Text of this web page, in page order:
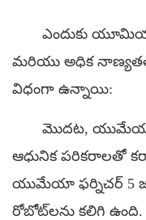
ఎందుకు
మరియు అధిక
విధంగా ఉన్నాయి:
మొదట, యుమేయా
ఆధునిక పరికరాలతో
యుమేయా ఫర్నిచర్ 5
రోబోట్‌లను కలిగి ఉంది.